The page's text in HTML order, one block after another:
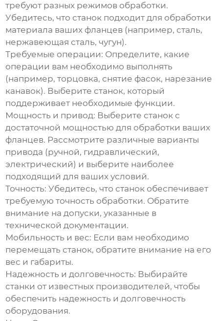
требуют разных режимов обработки.
Убедитесь, что станок подходит для обработки
материала ваших фланцев (например, сталь,
нержавеющая сталь, чугун).
Требуемые операции: Определите, какие
операции вам необходимо выполнять
(например, торцовка, снятие фасок, нарезание
канавок). Выберите станок, который
поддерживает необходимые функции.
Мощность и привод: Выберите станок с
достаточной мощностью для обработки ваших
фланцев. Рассмотрите различные варианты
привода (ручной, гидравлический,
электрический) и выберите наиболее
подходящий для ваших условий.
Точность: Убедитесь, что станок обеспечивает
требуемую точность обработки. Обратите
внимание на допуски, указанные в
технической документации.
Мобильность и вес: Если вам необходимо
перемещать станок, обратите внимание на его
вес и габариты.
Надежность и долговечность: Выбирайте
станки от известных производителей, чтобы
обеспечить надежность и долговечность
оборудования.